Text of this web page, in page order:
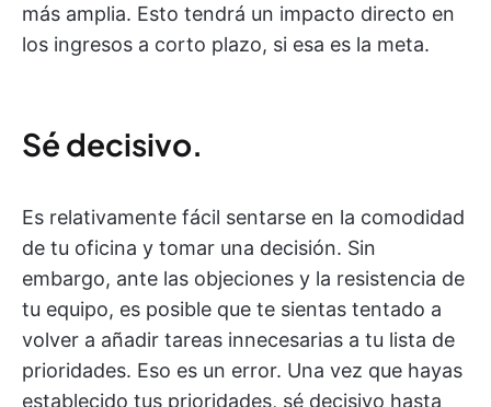
más amplia. Esto tendrá un impacto directo en
los ingresos a corto plazo, si esa es la meta.
Sé decisivo.
Es relativamente fácil sentarse en la comodidad
de tu oficina y tomar una decisión. Sin
embargo, ante las objeciones y la resistencia de
tu equipo, es posible que te sientas tentado a
volver a añadir tareas innecesarias a tu lista de
prioridades. Eso es un error. Una vez que hayas
establecido tus prioridades, sé decisivo hasta